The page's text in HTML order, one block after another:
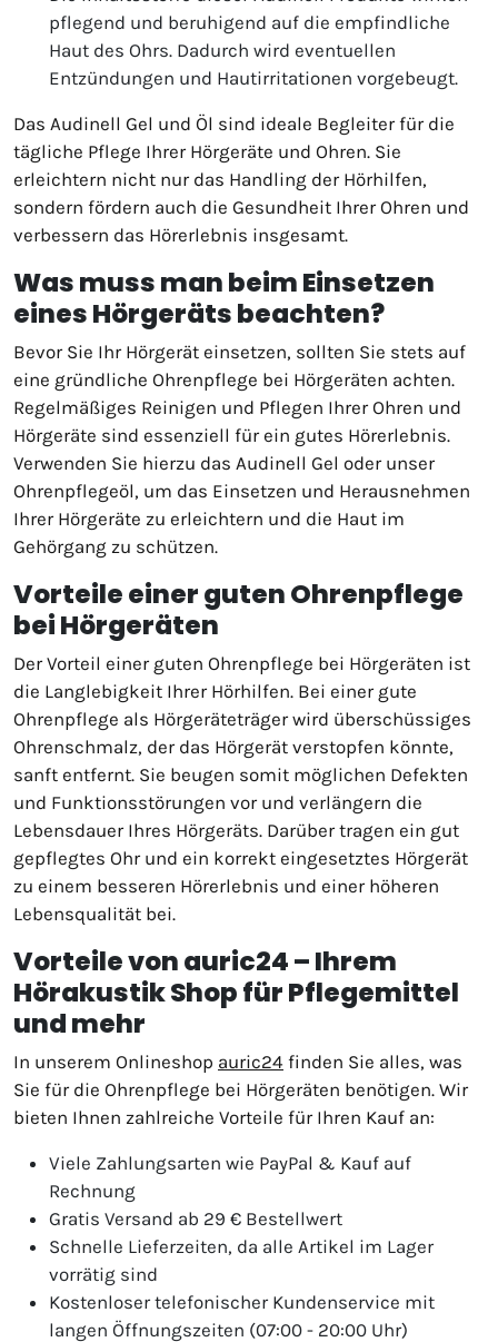
pflegend und beruhigend auf die empfindliche
Haut des Ohrs. Dadurch wird eventuellen
Entzündungen und Hautirritationen vorgebeugt.
Das Audinell Gel und Öl sind ideale Begleiter für die
tägliche Pflege Ihrer Hörgeräte und Ohren. Sie
erleichtern nicht nur das Handling der Hörhilfen,
sondern fördern auch die Gesundheit Ihrer Ohren und
verbessern das Hörerlebnis insgesamt.
Was muss man beim Einsetzen
eines Hörgeräts beachten?
Bevor Sie Ihr Hörgerät einsetzen, sollten Sie stets auf
eine gründliche Ohrenpflege bei Hörgeräten achten.
Regelmäßiges Reinigen und Pflegen Ihrer Ohren und
Hörgeräte sind essenziell für ein gutes Hörerlebnis.
Verwenden Sie hierzu das Audinell Gel oder unser
Ohrenpflegeöl, um das Einsetzen und Herausnehmen
Ihrer Hörgeräte zu erleichtern und die Haut im
Gehörgang zu schützen.
Vorteile einer guten Ohrenpflege
bei Hörgeräten
Der Vorteil einer guten Ohrenpflege bei Hörgeräten ist
die Langlebigkeit Ihrer Hörhilfen. Bei einer gute
Ohrenpflege als Hörgeräteträger wird überschüssiges
Ohrenschmalz, der das Hörgerät verstopfen könnte,
sanft entfernt. Sie beugen somit möglichen Defekten
und Funktionsstörungen vor und verlängern die
Lebensdauer Ihres Hörgeräts. Darüber tragen ein gut
gepflegtes Ohr und ein korrekt eingesetztes Hörgerät
zu einem besseren Hörerlebnis und einer höheren
Lebensqualität bei.
Vorteile von auric24 – Ihrem
Hörakustik Shop für Pflegemittel
und mehr
In unserem Onlineshop auric24 finden Sie alles, was
Sie für die Ohrenpflege bei Hörgeräten benötigen. Wir
bieten Ihnen zahlreiche Vorteile für Ihren Kauf an:
Viele Zahlungsarten wie PayPal & Kauf auf
Rechnung
Gratis Versand ab 29 € Bestellwert
Schnelle Lieferzeiten, da alle Artikel im Lager
vorrätig sind
Kostenloser telefonischer Kundenservice mit
langen Öffnungszeiten (07:00 - 20:00 Uhr)